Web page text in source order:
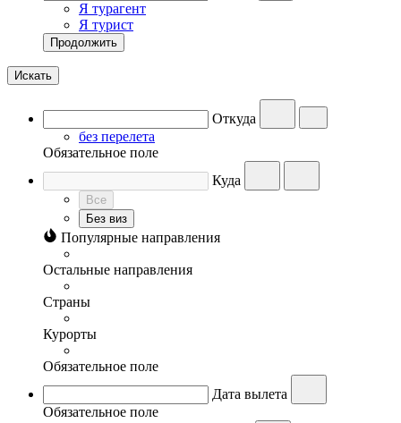
Я турагент
Я турист
Продолжить
Искать
Откуда
без перелета
Обязательное поле
Куда
Все
Без виз
Популярные направления
Остальные направления
Страны
Курорты
Обязательное поле
Дата вылета
Обязательное поле